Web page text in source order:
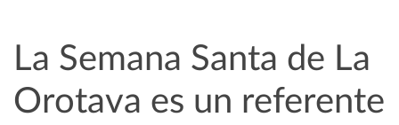
La Semana Santa de La
Orotava es un referente